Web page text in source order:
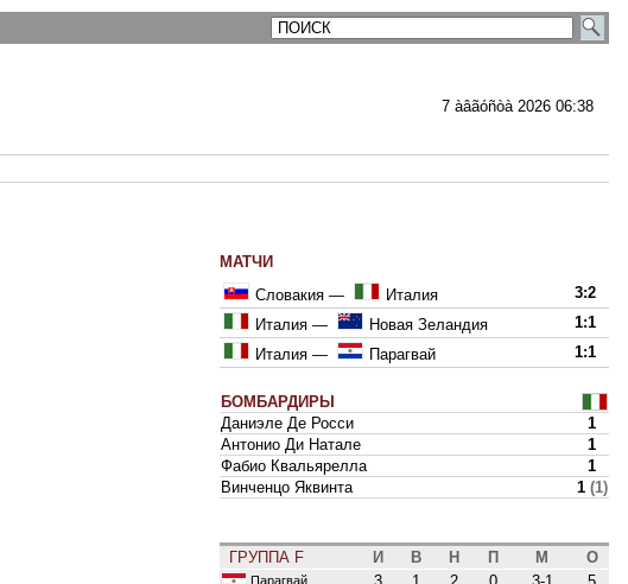
7 àâãóñòà 2026 06:38
МАТЧИ
Словакия — Италия
3:2
Италия — Новая Зеландия
1:1
Италия — Парагвай 1:1
БОМБАРДИРЫ
Даниэле Де Росси
1
Антонио Ди Натале
1
Фабио Квальярелла
1
Винченцо Яквинта
1 (1)
ГРУППА F И В Н П М О
Парагвай